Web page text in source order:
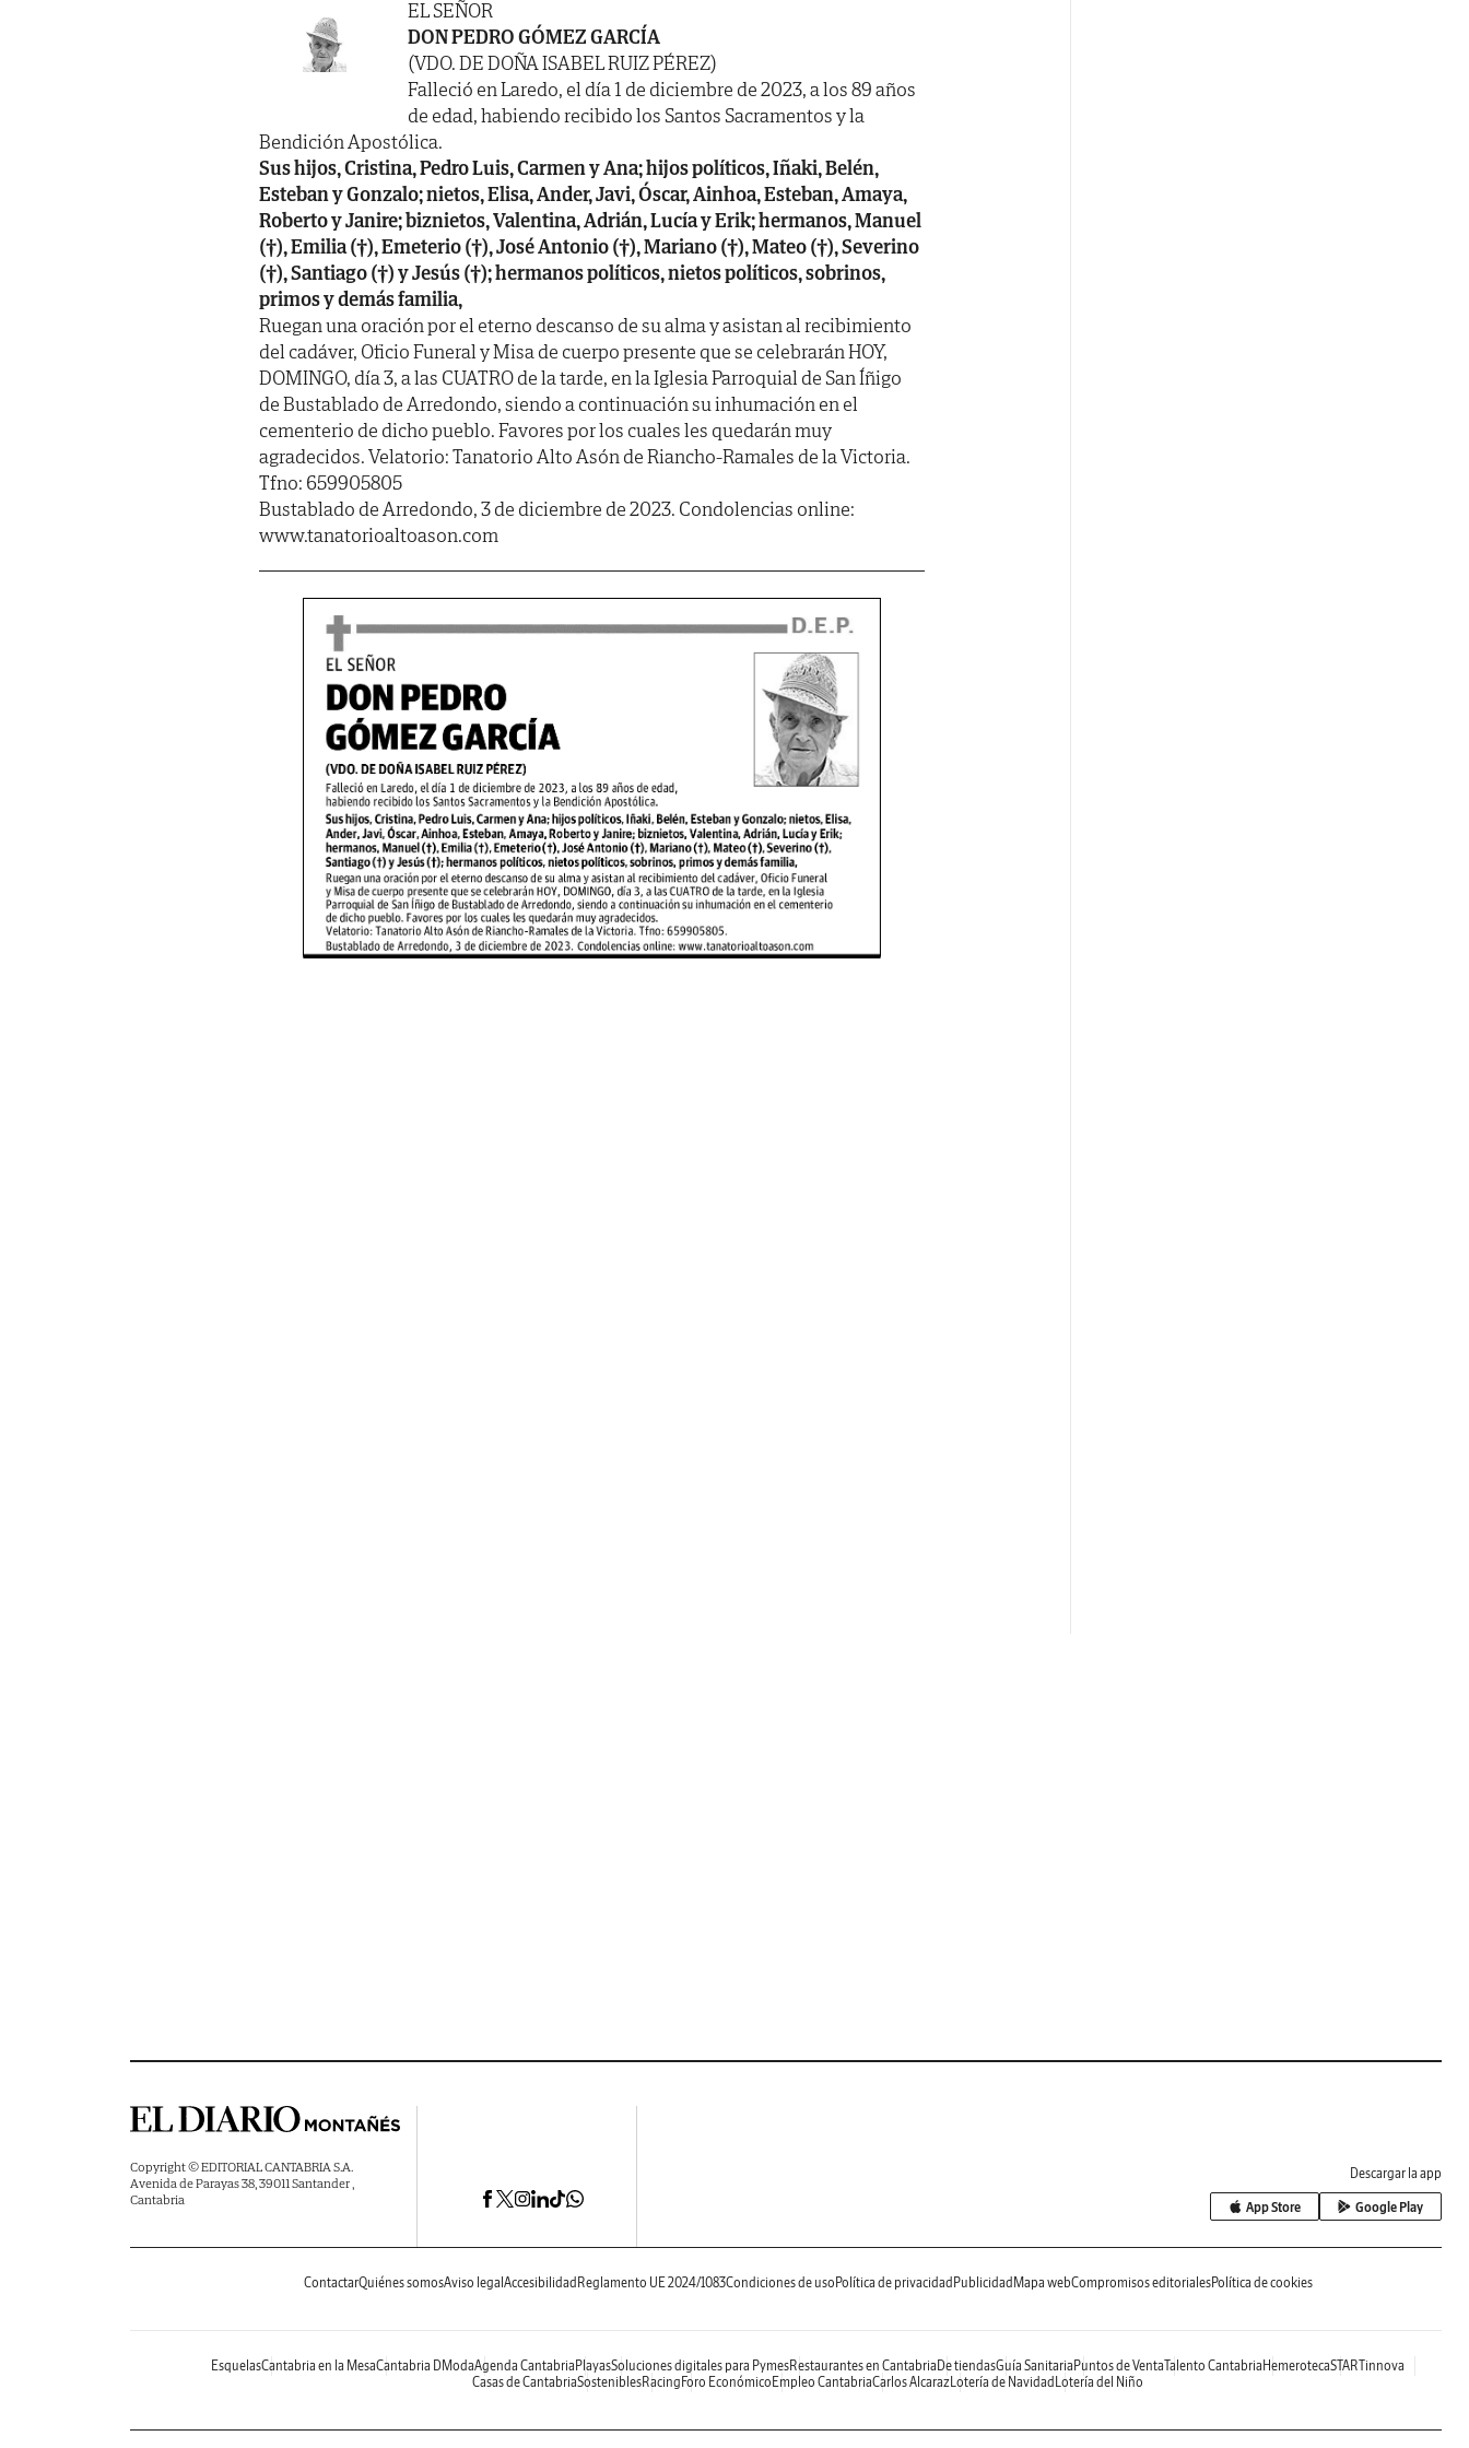
EL SEÑOR
DON PEDRO GÓMEZ GARCÍA
(VDO. DE DOÑA ISABEL RUIZ PÉREZ)
Falleció en Laredo, el día 1 de diciembre de 2023, a los 89 años
de edad, habiendo recibido los Santos Sacramentos y la
Bendición Apostólica.
Sus hijos, Cristina, Pedro Luis, Carmen y Ana; hijos políticos, Iñaki, Belén,
Esteban y Gonzalo; nietos, Elisa, Ander, Javi, Óscar, Ainhoa, Esteban, Amaya,
Roberto y Janire; biznietos, Valentina, Adrián, Lucía y Erik; hermanos, Manuel
(†), Emilia (†), Emeterio (†), José Antonio (†), Mariano (†), Mateo (†), Severino
(†), Santiago (†) y Jesús (†); hermanos políticos, nietos políticos, sobrinos,
primos y demás familia,
Ruegan una oración por el eterno descanso de su alma y asistan al recibimiento
del cadáver, Oficio Funeral y Misa de cuerpo presente que se celebrarán HOY,
DOMINGO, día 3, a las CUATRO de la tarde, en la Iglesia Parroquial de San Íñigo
de Bustablado de Arredondo, siendo a continuación su inhumación en el
cementerio de dicho pueblo. Favores por los cuales les quedarán muy
agradecidos. Velatorio: Tanatorio Alto Asón de Riancho-Ramales de la Victoria.
Tfno: 659905805
Bustablado de Arredondo, 3 de diciembre de 2023. Condolencias online:
www.tanatorioaltoason.com
Copyright © EDITORIAL CANTABRIA S.A.
Avenida de Parayas 38, 39011 Santander ,
Cantabria
Descargar la app
App Store Google Play
ContactarQuiénes somosAviso legal Accesibilidad Reglamento UE 2024/1083Condiciones de uso Política de privacidad Publicidad Mapa webCompromisos editorialesPolítica de cookies
EsquelasCantabria en la MesaCantabria DModaAgenda Cantabria PlayasSoluciones digitales para PymesRestaurantes en Cantabria De tiendasGuía Sanitaria Puntos de VentaTalento Cantabria HemerotecaSTARTinnova
Casas de CantabriaSosteniblesRacing Foro Económico Empleo CantabriaCarlos AlcarazLotería de Navidad Lotería del Niño